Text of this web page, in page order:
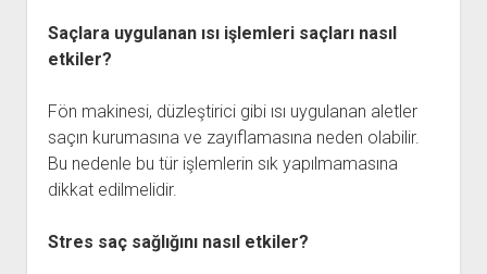
Saçlara uygulanan ısı işlemleri saçları nasıl
etkiler?
Fön makinesi, düzleştirici gibi ısı uygulanan aletler
saçın kurumasına ve zayıflamasına neden olabilir.
Bu nedenle bu tür işlemlerin sık yapılmamasına
dikkat edilmelidir.
Stres saç sağlığını nasıl etkiler?